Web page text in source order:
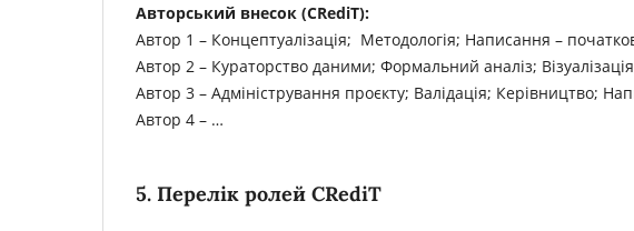
Авторський внесок (CRediT):
Автор 1 – Концептуалізація; Методологія; Написання –
Автор 2 – Кураторство даними; Формальний аналіз;
Автор 3 – Адміністрування проєкту; Валідація; Керівництво;
Автор 4 – …
5. Перелік ролей CRediT